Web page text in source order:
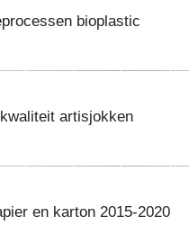
bioplastic
artisjokken
en karton 2015-2020